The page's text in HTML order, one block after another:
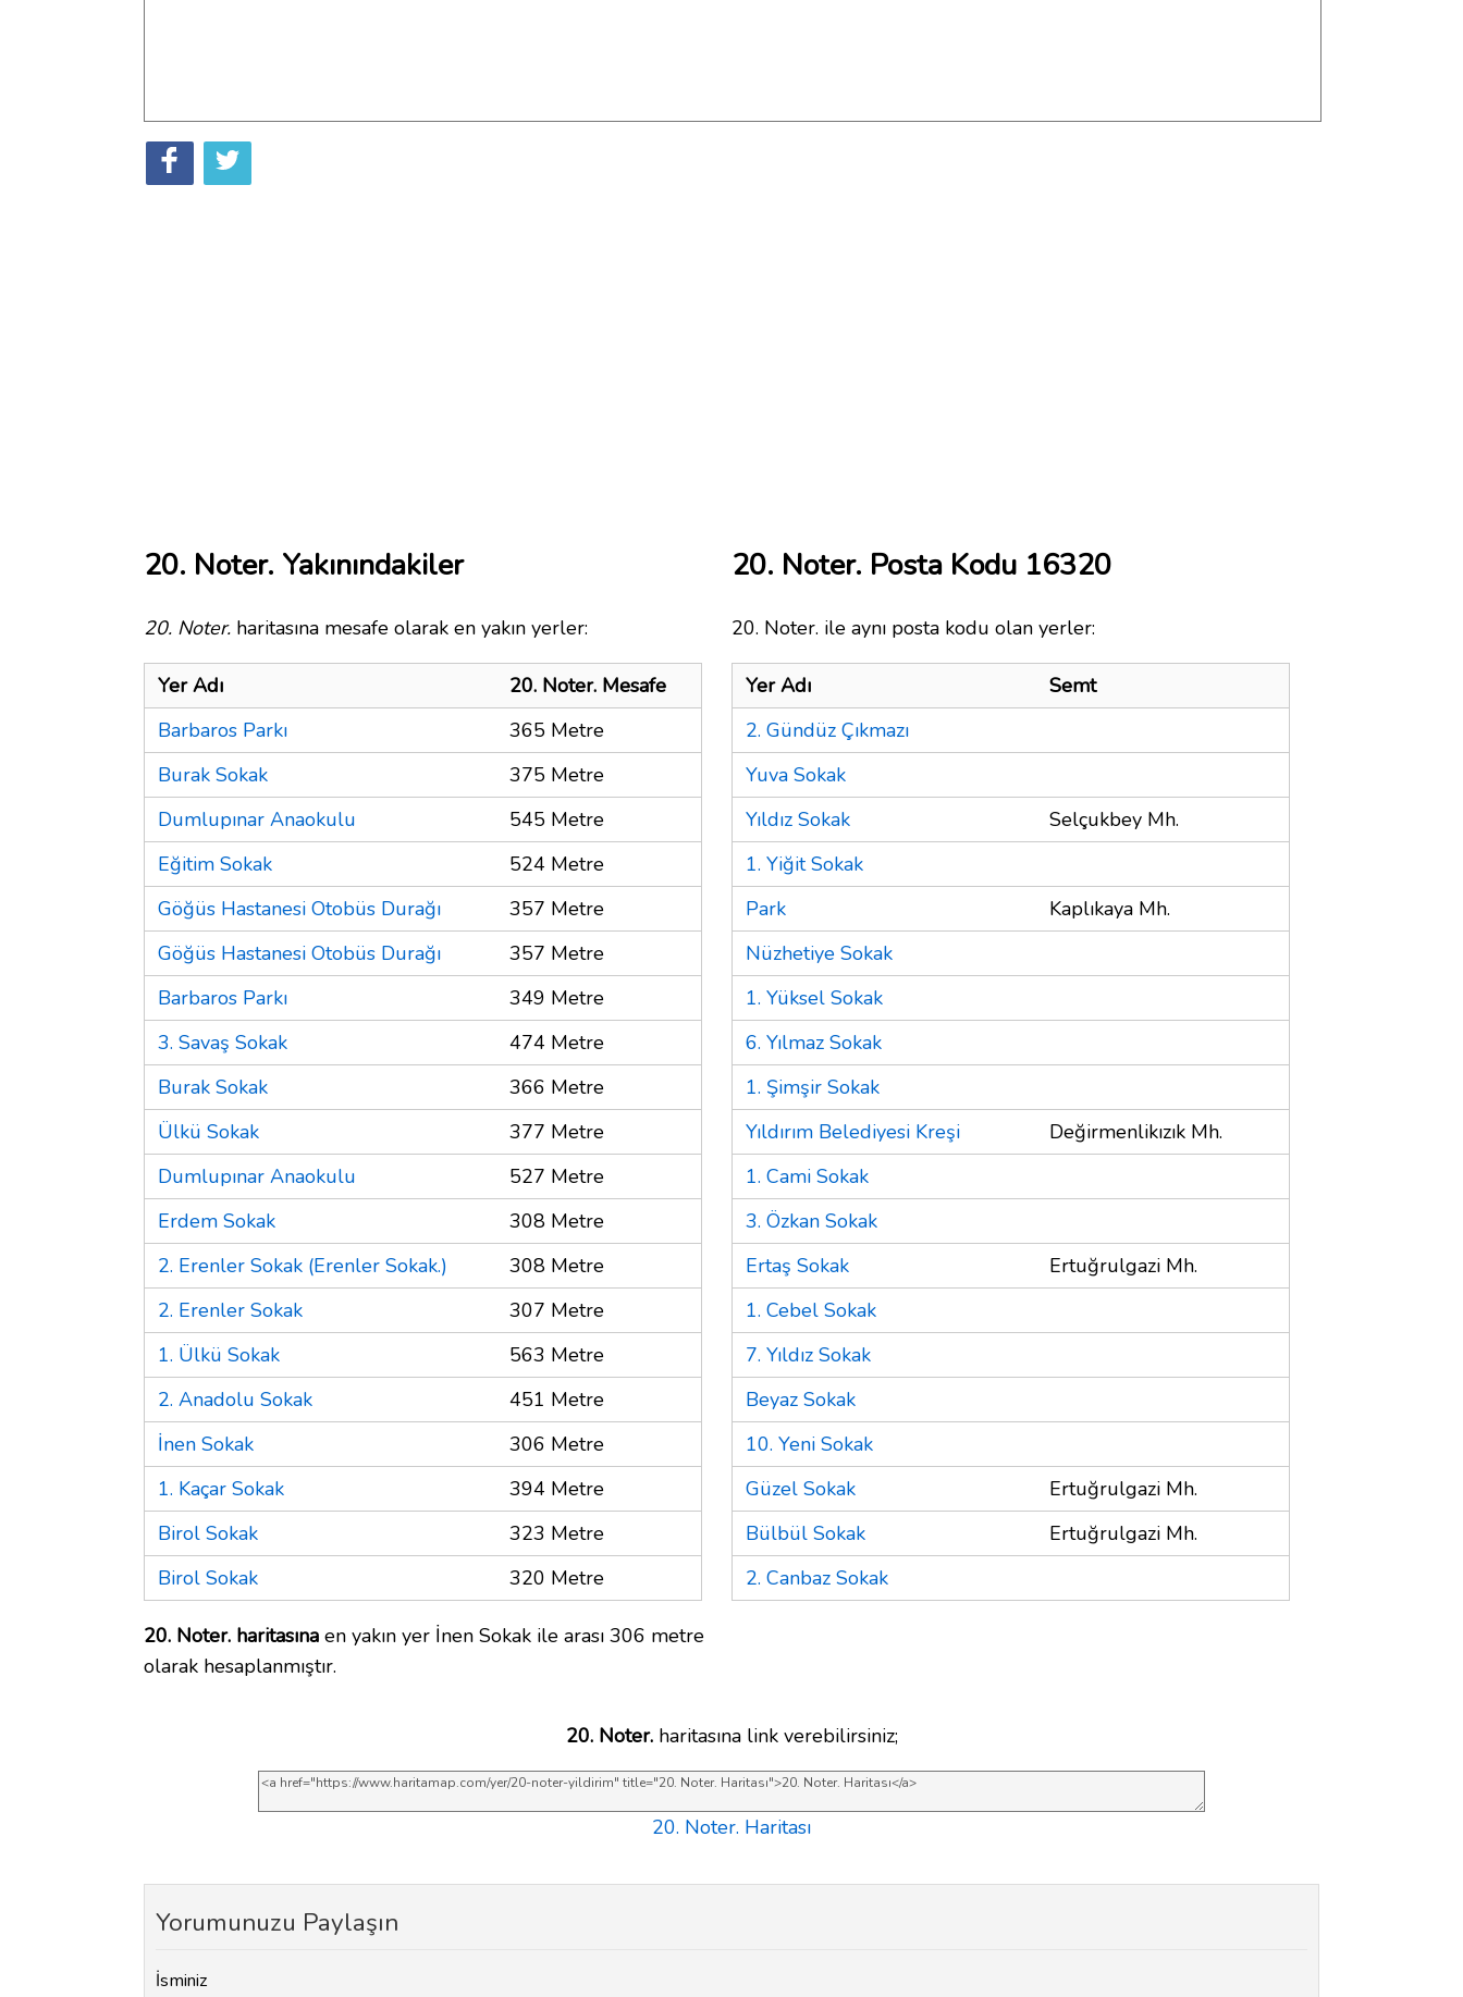
20. Noter. Yakınındakiler
20. Noter. haritasına mesafe olarak en yakın yerler:
Yer Adı
20. Noter. Mesafe
Barbaros Parkı
365 Metre
Burak Sokak
375 Metre
Dumlupınar Anaokulu
545 Metre
Eğitim Sokak
524 Metre
Göğüs Hastanesi Otobüs Durağı
357 Metre
Göğüs Hastanesi Otobüs Durağı
357 Metre
Barbaros Parkı
349 Metre
3. Savaş Sokak
474 Metre
Burak Sokak
366 Metre
Ülkü Sokak
377 Metre
Dumlupınar Anaokulu
527 Metre
Erdem Sokak
308 Metre
2. Erenler Sokak (Erenler Sokak.)
308 Metre
2. Erenler Sokak
307 Metre
1. Ülkü Sokak
563 Metre
2. Anadolu Sokak
451 Metre
İnen Sokak
306 Metre
1. Kaçar Sokak
394 Metre
Birol Sokak
323 Metre
Birol Sokak
320 Metre
20. Noter. haritasına en yakın yer İnen Sokak ile arası 306 metre
olarak hesaplanmıştır.
20. Noter. Posta Kodu 16320
20. Noter. ile aynı posta kodu olan yerler:
Yer Adı
Semt
2. Gündüz Çıkmazı
Yuva Sokak
Yıldız Sokak
Selçukbey Mh.
1. Yiğit Sokak
Park
Kaplıkaya Mh.
Nüzhetiye Sokak
1. Yüksel Sokak
6. Yılmaz Sokak
1. Şimşir Sokak
Yıldırım Belediyesi Kreşi
Değirmenlikızık Mh.
1. Cami Sokak
3. Özkan Sokak
Ertaş Sokak
Ertuğrulgazi Mh.
1. Cebel Sokak
7. Yıldız Sokak
Beyaz Sokak
10. Yeni Sokak
Güzel Sokak
Ertuğrulgazi Mh.
Bülbül Sokak
Ertuğrulgazi Mh.
2. Canbaz Sokak
20. Noter.haritasına link verebilirsiniz;
20. Noter. Haritası
Yorumunuzu Paylaşın
İsminiz